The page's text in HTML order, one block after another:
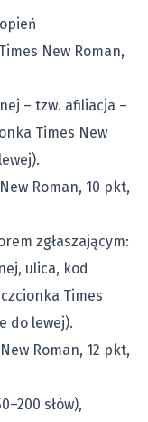
New Roman,
– tzw. afiliacja –
Times New
Roman, 10 pkt,
zgłaszającym:
ulica, kod
Times
do lewej).
Roman, 12 pkt,
słów),